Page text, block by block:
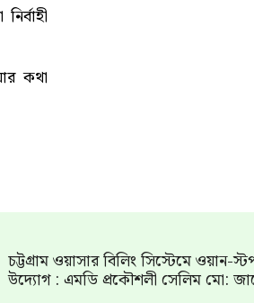
কথা
চট্টগ্রাম ওয়াসার বিলিং সিস্টেমে ওয়ান-
উদ্যোগ : এমডি প্রকৌশলী সেলিম মো: